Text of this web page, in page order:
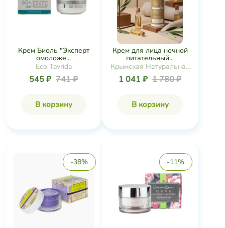
Крем Биоль "Эксперт
омоложе...
Eco Tavrida
545 ₽ 741 ₽
В корзину
Крем для лица ночной
питательный...
Крымская Натуральная
Коллекция
1 041 ₽ 1 780 ₽
В корзину
-38% -11%